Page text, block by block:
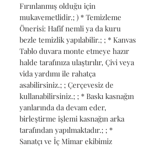
Fırınlanmış olduğu için
mukavemetlidir.; ) * Temizleme
Önerisi: Hafif nemli ya da kuru
bezle temizlik yapılabilir.; ; * Kanvas
Tablo duvara monte etmeye hazır
halde tarafınıza ulaştırılır, Çivi veya
vida yardımı ile rahatça
asabilirsiniz.; ; Çerçevesiz de
kullanabilirsiniz.; ; * Baskı kasnağın
yanlarında da devam eder,
birleştirme işlemi kasnağın arka
tarafından yapılmaktadır.; ; *
Sanatçı ve İç Mimar ekibimiz